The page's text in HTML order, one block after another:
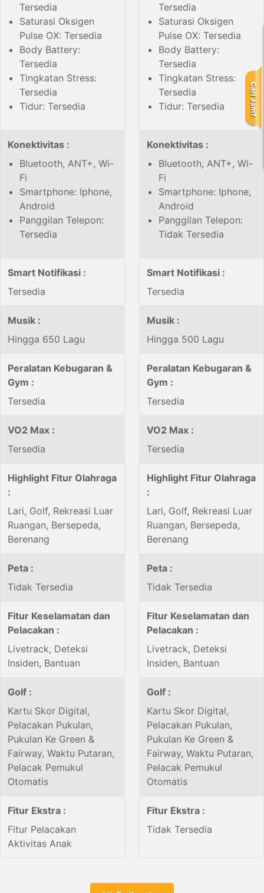
Tersedia
Saturasi Oksigen
Pulse OX: Tersedia
Body Battery:
Tersedia
Tingkatan Stress:
Tersedia
Tidur: Tersedia
Tersedia
Saturasi Oksigen
Pulse OX: Tersedia
Body Battery:
Tersedia
Tingkatan Stress:
Tersedia
Tidur: Tersedia
Konektivitas :
Bluetooth, ANT+, Wi-
Fi
Smartphone: Iphone,
Android
Panggilan Telepon:
Tersedia
Konektivitas :
Bluetooth, ANT+, Wi-
Fi
Smartphone: Iphone,
Android
Panggilan Telepon:
Tidak Tersedia
Smart Notifikasi :
Tersedia
Smart Notifikasi :
Tersedia
Musik :
Hingga 650 Lagu
Musik :
Hingga 500 Lagu
Peralatan Kebugaran &
Gym :
Tersedia
Peralatan Kebugaran &
Gym :
Tersedia
VO2 Max :
Tersedia
VO2 Max :
Tersedia
Highlight Fitur Olahraga
:
Lari, Golf, Rekreasi Luar
Ruangan, Bersepeda,
Berenang
Highlight Fitur Olahraga
:
Lari, Golf, Rekreasi Luar
Ruangan, Bersepeda,
Berenang
Peta :
Tidak Tersedia
Peta :
Tidak Tersedia
Fitur Keselamatan dan
Pelacakan :
Livetrack, Deteksi
Insiden, Bantuan
Fitur Keselamatan dan
Pelacakan :
Livetrack, Deteksi
Insiden, Bantuan
Golf :
Kartu Skor Digital,
Pelacakan Pukulan,
Pukulan Ke Green &
Fairway, Waktu Putaran,
Pelacak Pemukul
Otomatis
Golf :
Kartu Skor Digital,
Pelacakan Pukulan,
Pukulan Ke Green &
Fairway, Waktu Putaran,
Pelacak Pemukul
Otomatis
Fitur Ekstra :
Fitur Pelacakan
Aktivitas Anak
Fitur Ekstra :
Tidak Tersedia